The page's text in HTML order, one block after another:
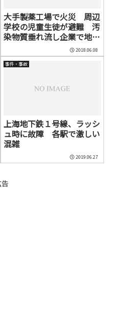
大手製薬工場で火災 周辺
学校の児童生徒が避難 汚
染物質垂れ流し企業で地元
では不評－広東・河源2018.06.08
事件・事故
上海地下鉄１号線、ラッシ
ュ時に故障 各駅で激しい
混雑
2019.06.27